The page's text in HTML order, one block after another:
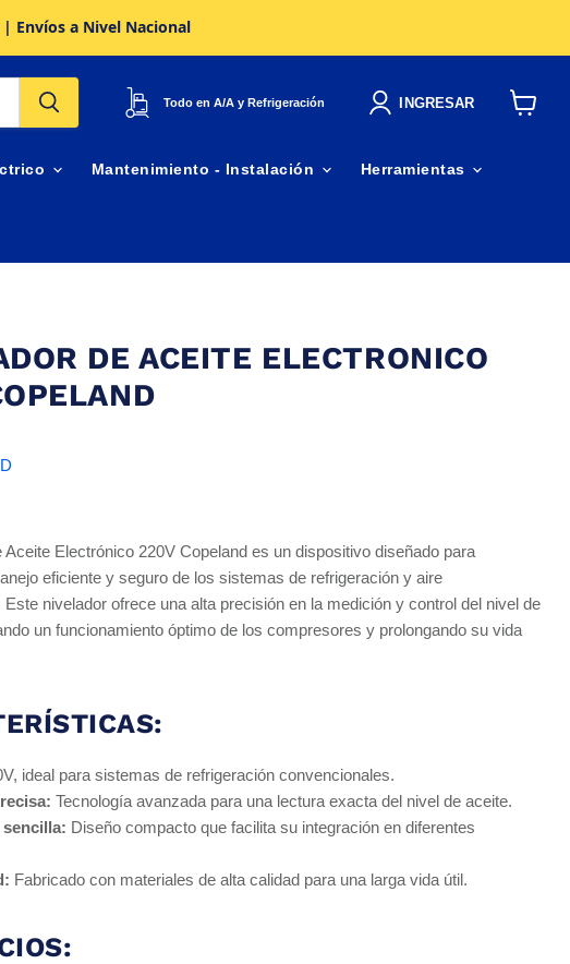
Envíos a Nivel Nacional
Todo en A/A y Refrigeración INGRESAR
Mantenimiento - Instalación Herramientas
DE ACEITE ELECTRONICO
Aceite Electrónico 220V Copeland es un dispositivo diseñado para
eficiente y seguro de los sistemas de refrigeración y aire
Este nivelador ofrece una alta precisión en la medición y control del nivel de
un funcionamiento óptimo de los compresores y prolongando su vida
ideal para sistemas de refrigeración convencionales.
Tecnología avanzada para una lectura exacta del nivel de aceite.
Diseño compacto que facilita su integración en diferentes
Fabricado con materiales de alta calidad para una larga vida útil.